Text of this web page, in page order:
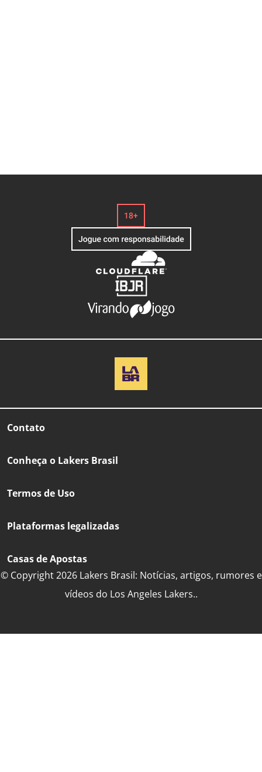
Contato
Conheça o Lakers Brasil
Termos de Uso
Plataformas legalizadas
Casas de Apostas
© Copyright 2026 Lakers Brasil: Notícias, artigos, rumores e
vídeos do Los Angeles Lakers..